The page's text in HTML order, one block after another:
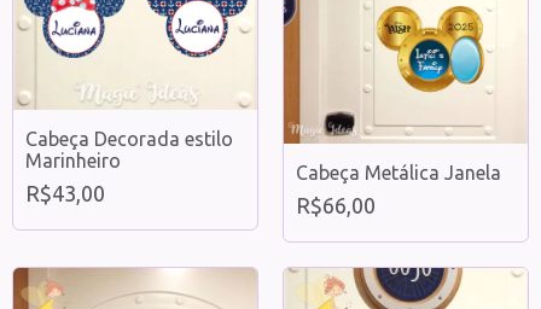
Cabeça Decorada estilo
Marinheiro
R$43,00
Cabeça Metálica Janela
R$66,00